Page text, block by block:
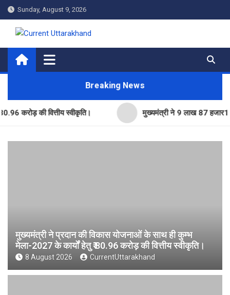
Skip
to
content
Sunday, August 9, 2026
Current Uttarakhand
Breaking News
की वित्तीय स्वीकृति। मुख्यमंत्री ने 9 लाख 87 हजार17 पेंशन
मुख्यमंत्री ने प्रदान की विकास योजनाओं के साथ ही कुम्भ
मेला-2027 के कार्यों हेतु ₹ 80.96 करोड़ की वित्तीय स्वीकृति।
8 August 2026 CurrentUttarakhand